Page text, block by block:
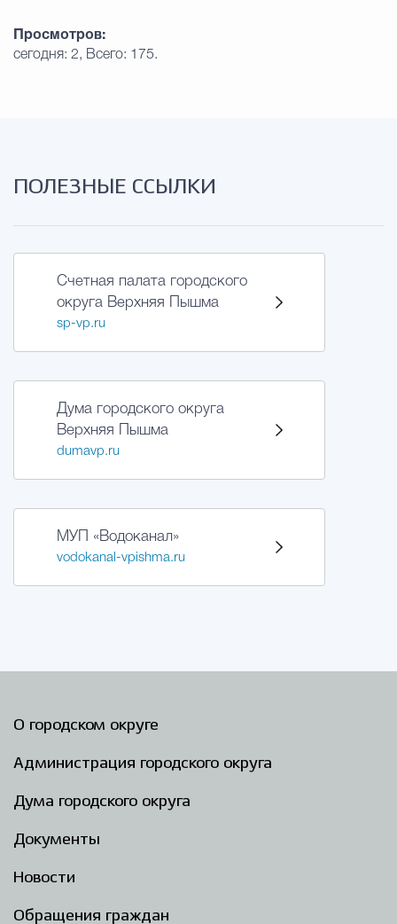
Просмотров:
сегодня: 2, Всего: 175.
ПОЛЕЗНЫЕ ССЫЛКИ
Счетная палата городского
округа Верхняя Пышма
sp-vp.ru
Дума городского округа
Верхняя Пышма
dumavp.ru
МУП «Водоканал»
vodokanal-vpishma.ru
О городском округе
Администрация городского округа
Дума городского округа
Документы
Новости
Обращения граждан